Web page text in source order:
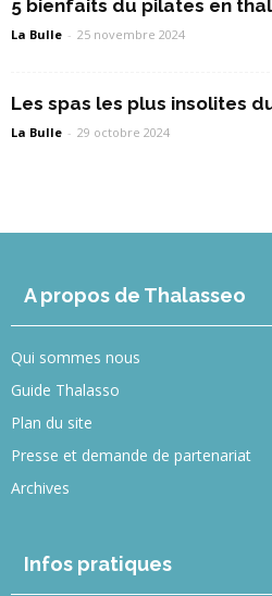
5 bienfaits du pilates en
La Bulle - 25 novembre 2024
Les spas les plus insolites
La Bulle - 29 octobre 2024
A propos de Thalasseo
Qui sommes nous
Guide Thalasso
Plan du site
Presse et demande de partenariat
Archives
Infos pratiques